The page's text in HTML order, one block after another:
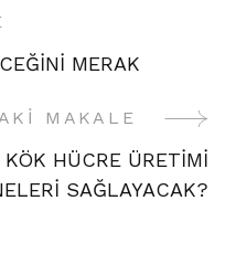
MERAK
MAKALE
HÜCRE ÜRETİMİ
SAĞLAYACAK?